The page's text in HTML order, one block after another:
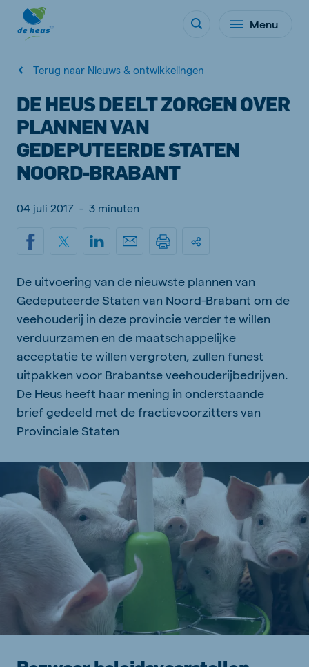
Menu
Terug naar Nieuws & ontwikkelingen
DE HEUS DEELT ZORGEN OVER
PLANNEN VAN
GEDEPUTEERDE STATEN
NOORD-BRABANT
04 juli 2017 - 3 minuten
De uitvoering van de nieuwste plannen van
Gedeputeerde Staten van Noord-Brabant om de
veehouderij in deze provincie verder te willen
verduurzamen en de maatschappelijke
acceptatie te willen vergroten, zullen funest
uitpakken voor Brabantse veehouderijbedrijven.
De Heus heeft haar mening in onderstaande
brief gedeeld met de fractievoorzitters van
Provinciale Staten